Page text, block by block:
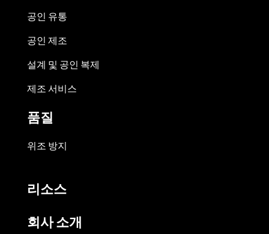
공인 유통
공인 제조
설계 및 공인 복제
제조 서비스
품질
위조 방지
리소스
회사 소개